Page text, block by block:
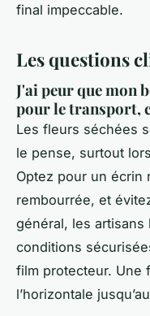
final impeccable.
Les questions
J'ai peur que mon
pour le transport,
Les fleurs séchées
le pense, surtout
Optez pour un écrin
rembourrée, et
général, les
conditions
film protecteur. Une
l’horizontale